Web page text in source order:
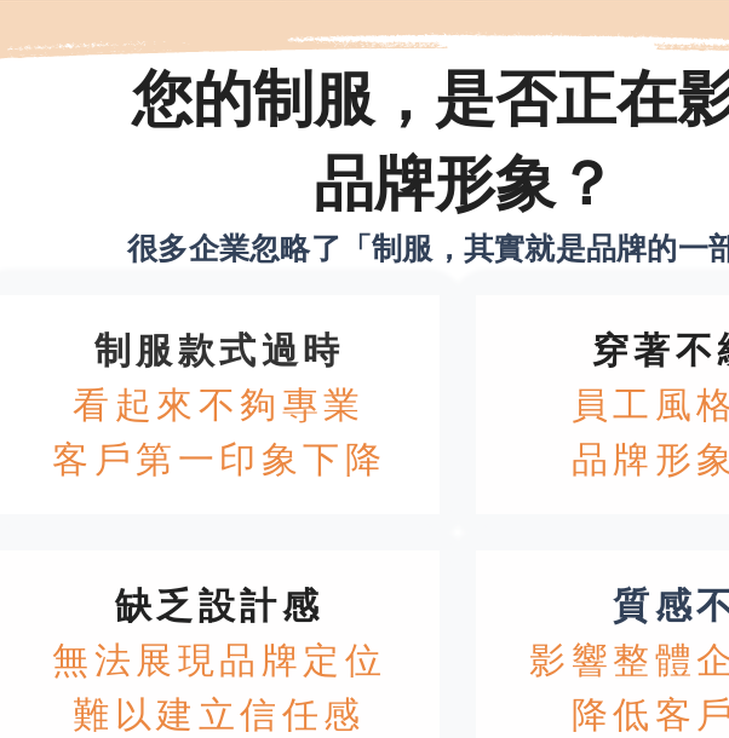
您的制服，是否正在
品牌形象？
很多企業忽略了「制服，其實就是品牌的一
制服款式過時
看起來不夠專業
客戶第一印象下降
缺乏設計感
無法展現品牌定位
難以建立信任感
穿著不
員工風
品牌形
質感
影響整體
降低客